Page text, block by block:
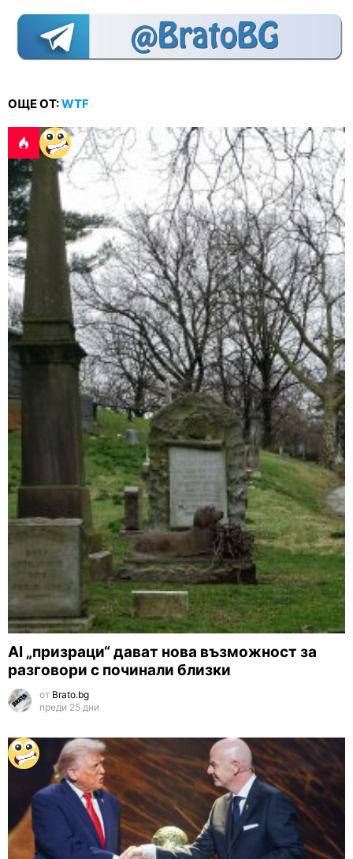
ОЩЕ ОТ:WTF
AI „призраци“ дават нова възможност за
разговори с починали близки
от Brato.bg
преди 25 дни